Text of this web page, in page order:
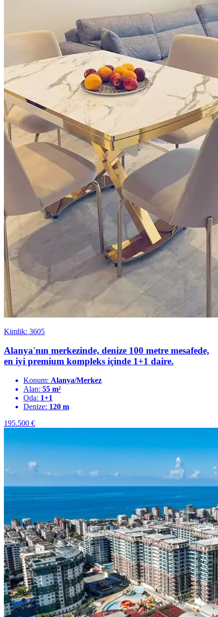
Kimlik: 3605
Alanya'nın merkezinde, denize 100 metre mesafede,
en iyi premium kompleks içinde 1+1 daire.
Konum: Alanya/Merkez
Alan: 55 m²
Oda: 1+1
Denize: 120 m
195.500 €